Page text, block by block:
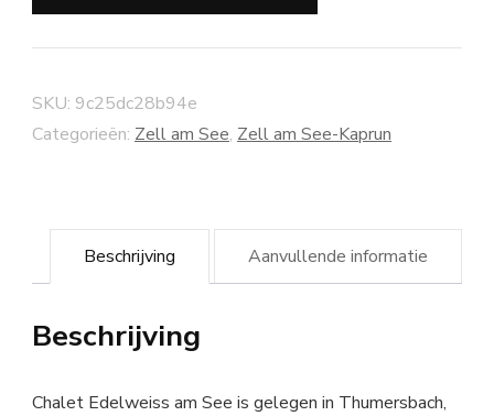
SKU: 9c25dc28b94e
Categorieën: Zell am See, Zell am See-Kaprun
Beschrijving Aanvullende informatie
Beschrijving
Chalet Edelweiss am See is gelegen in Thumersbach,